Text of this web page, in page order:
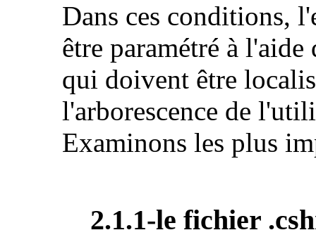
Dans ces conditions,
être paramétré à
qui doivent être
l'arborescence de
Examinons les plus
2.1.1-le fichier